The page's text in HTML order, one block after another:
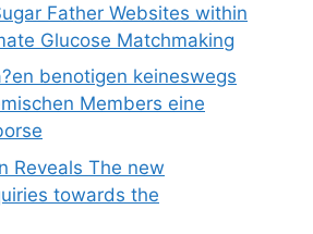
Father Websites within
Glucose Matchmaking
benotigen keineswegs
Members eine
Reveals The new
towards the